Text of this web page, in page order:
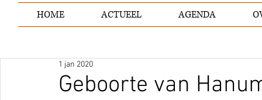
HOME ACTUEEL AGENDA
Geboorte van
1 jan 2020